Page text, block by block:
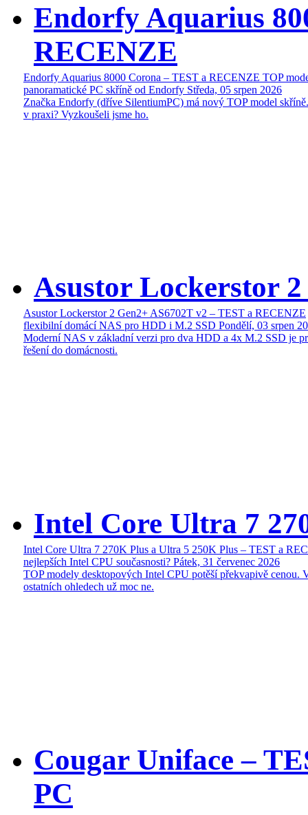
Endorfy Aquarius
RECENZE
Endorfy Aquarius 8000 Corona – TEST a RECENZE TOP
panoramatické PC skříně od Endorfy Středa, 05 srpen 2026
Značka Endorfy (dříve SilentiumPC) má nový TOP model
v praxi? Vyzkoušeli jsme ho.
Asustor Lockerstor
Asustor Lockerstor 2 Gen2+ AS6702T v2 – TEST a RECENZE
flexibilní domácí NAS pro HDD i M.2 SSD Pondělí, 03 srpen
Moderní NAS v základní verzi pro dva HDD a 4x M.2 SSD je
řešení do domácnosti.
Intel Core Ultra 7
Intel Core Ultra 7 270K Plus a Ultra 5 250K Plus – TEST a
nejlepších Intel CPU současnosti? Pátek, 31 červenec 2026
TOP modely desktopových Intel CPU potěší překvapivě cenou.
ostatních ohledech už moc ne.
Cougar Uniface –
PC